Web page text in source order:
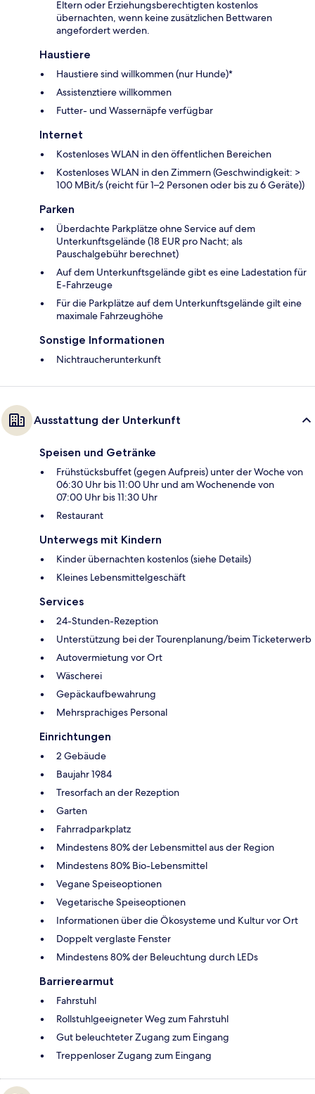
Eltern oder Erziehungsberechtigten kostenlos
übernachten, wenn keine zusätzlichen Bettwaren
angefordert werden.
Haustiere
Haustiere sind willkommen (nur Hunde)*
Assistenztiere willkommen
Futter- und Wassernäpfe verfügbar
Internet
Kostenloses WLAN in den öffentlichen Bereichen
Kostenloses WLAN in den Zimmern (Geschwindigkeit: >
100 MBit/s (reicht für 1–2 Personen oder bis zu 6 Geräte))
Parken
Überdachte Parkplätze ohne Service auf dem
Unterkunftsgelände (18 EUR pro Nacht; als
Pauschalgebühr berechnet)
Auf dem Unterkunftsgelände gibt es eine Ladestation für
E-Fahrzeuge
Für die Parkplätze auf dem Unterkunftsgelände gilt eine
maximale Fahrzeughöhe
Sonstige Informationen
Nichtraucherunterkunft
Ausstattung der Unterkunft
Speisen und Getränke
Frühstücksbuffet (gegen Aufpreis) unter der Woche von
06:30 Uhr bis 11:00 Uhr und am Wochenende von
07:00 Uhr bis 11:30 Uhr
Restaurant
Unterwegs mit Kindern
Kinder übernachten kostenlos (siehe Details)
Kleines Lebensmittelgeschäft
Services
24-Stunden-Rezeption
Unterstützung bei der Tourenplanung/beim Ticketerwerb
Autovermietung vor Ort
Wäscherei
Gepäckaufbewahrung
Mehrsprachiges Personal
Einrichtungen
2 Gebäude
Baujahr 1984
Tresorfach an der Rezeption
Garten
Fahrradparkplatz
Mindestens 80% der Lebensmittel aus der Region
Mindestens 80% Bio-Lebensmittel
Vegane Speiseoptionen
Vegetarische Speiseoptionen
Informationen über die Ökosysteme und Kultur vor Ort
Doppelt verglaste Fenster
Mindestens 80% der Beleuchtung durch LEDs
Barrierearmut
Fahrstuhl
Rollstuhlgeeigneter Weg zum Fahrstuhl
Gut beleuchteter Zugang zum Eingang
Treppenloser Zugang zum Eingang